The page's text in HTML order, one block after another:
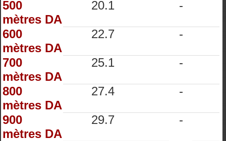
500
mètres DA
20.1 -
600
mètres DA
22.7 -
700
mètres DA
25.1 -
800
mètres DA
27.4 -
900
mètres DA
29.7 -